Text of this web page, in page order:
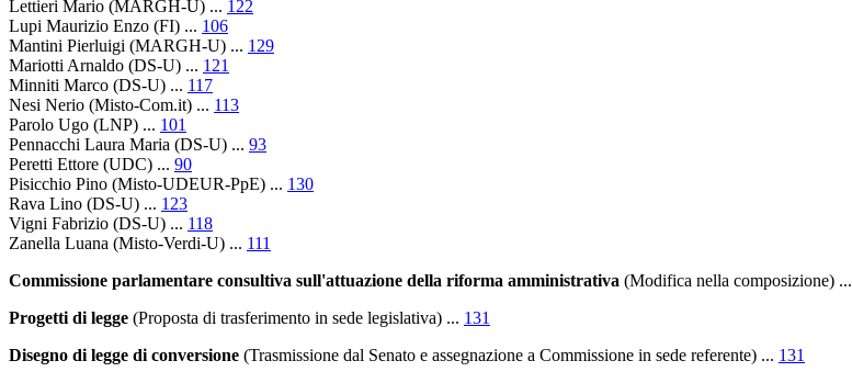
Lettieri Mario (MARGH-U) ... 122
Lupi Maurizio Enzo (FI) ... 106
Mantini Pierluigi (MARGH-U) ... 129
Mariotti Arnaldo (DS-U) ... 121
Minniti Marco (DS-U) ... 117
Nesi Nerio (Misto-Com.it) ... 113
Parolo Ugo (LNP) ... 101
Pennacchi Laura Maria (DS-U) ... 93
Peretti Ettore (UDC) ... 90
Pisicchio Pino (Misto-UDEUR-PpE) ... 130
Rava Lino (DS-U) ... 123
Vigni Fabrizio (DS-U) ... 118
Zanella Luana (Misto-Verdi-U) ... 111
Commissione parlamentare consultiva sull'attuazione della riforma amministrativa (Modifica nella composizione) ...
Progetti di legge (Proposta di trasferimento in sede legislativa) ... 131
Disegno di legge di conversione (Trasmissione dal Senato e assegnazione a Commissione in sede referente) ... 131